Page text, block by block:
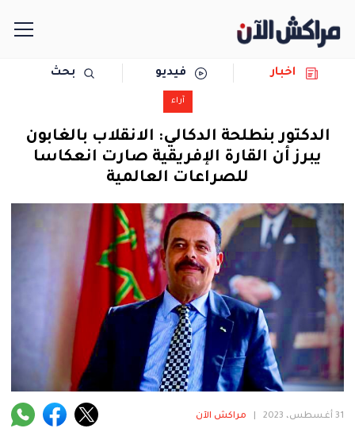
مجتمع
سياسة
رياضة
حوادث
دولية
المرأة
اخبار فيديو بحث
آراء
الدكتور بنطلحة الدكالي: الانقلاب بالغابون
يبرز أن القارة الإفريقية صارت انعكاسا
للصراعات العالمية
31 أغسطس، 2023 مراكش الآن